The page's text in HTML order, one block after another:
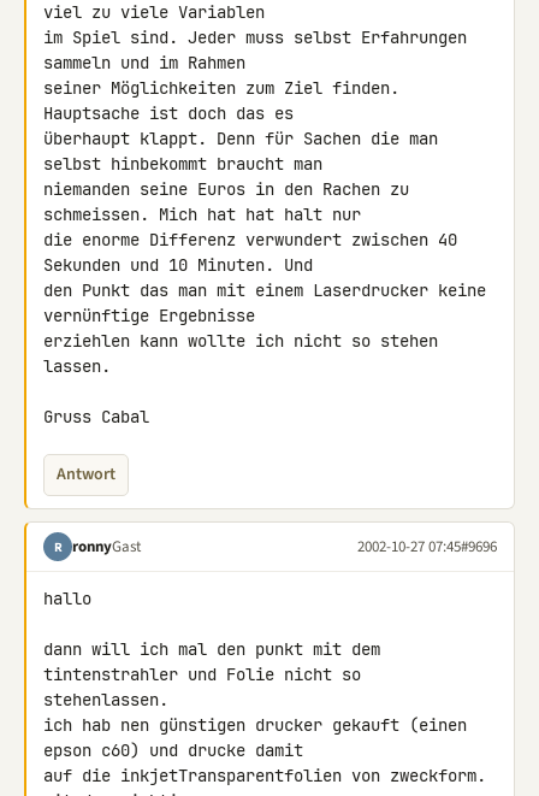
viel zu viele Variablen
im Spiel sind. Jeder muss selbst Erfahrungen
sammeln und im Rahmen
seiner Möglichkeiten zum Ziel finden.
Hauptsache ist doch das es
überhaupt klappt. Denn für Sachen die man
selbst hinbekommt braucht man
niemanden seine Euros in den Rachen zu
schmeissen. Mich hat hat halt nur
die enorme Differenz verwundert zwischen 40
Sekunden und 10 Minuten. Und
den Punkt das man mit einem Laserdrucker keine
vernünftige Ergebnisse
erziehlen kann wollte ich nicht so stehen
lassen.
Gruss Cabal
Antwort
R ronnyGast 2002-10-27 07:45#9696
hallo
dann will ich mal den punkt mit dem
tintenstrahler und Folie nicht so
stehenlassen.
ich hab nen günstigen drucker gekauft (einen
epson c60) und drucke damit
auf die inkjetTransparentfolien von zweckform.